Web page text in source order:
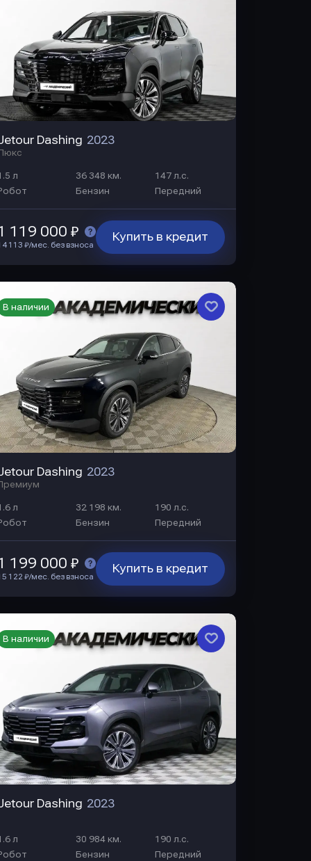
Dashing 2023
л 36 348 км.
147 л.с.
Бензин Передний
Купить в кредит
119 000 ₽
113 ₽/мес. без взноса
Dashing 2023
л 32 198 км.
190 л.с.
Бензин Передний
В наличии
Купить в кредит
199 000 ₽
122 ₽/мес. без взноса
Dashing 2023
л 30 984 км.
190 л.с.
Бензин Передний
В наличии